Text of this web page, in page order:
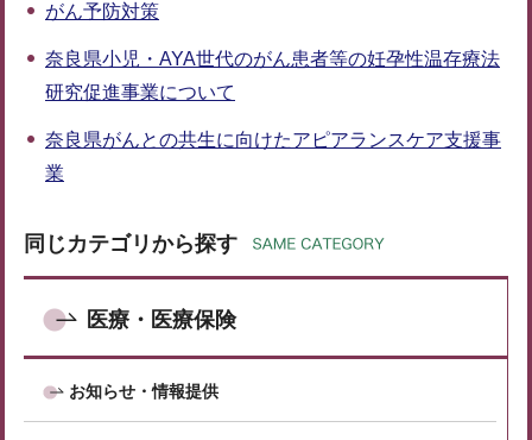
がん予防対策
奈良県小児・AYA世代のがん患者等の妊孕性温存療法
研究促進事業について
奈良県がんとの共生に向けたアピアランスケア支援事
業
同じカテゴリから探す
医療・医療保険
お知らせ・情報提供